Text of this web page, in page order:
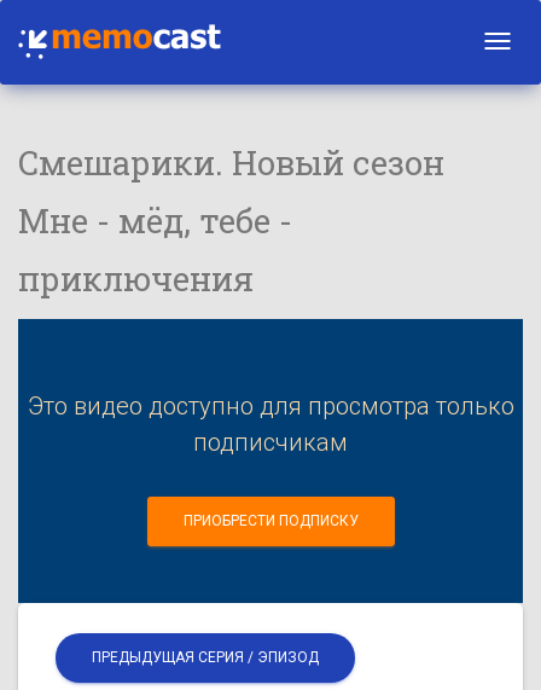
Смешарики. Новый сезон
Мне - мёд, тебе -
приключения
Это видео доступно для просмотра только
подписчикам
ПРИОБРЕСТИ ПОДПИСКУ
ПРЕДЫДУЩАЯ СЕРИЯ / ЭПИЗОД